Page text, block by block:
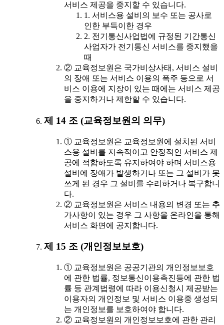
서비스 제공을 중지할 수 있습니다.
1. 서비스용 설비의 보수 또는 공사로
인한 부득이한 경우
2. 전기통신사업법에 규정된 기간통신
사업자가 전기통신 서비스를 중지했을
때
② 교육정보원은 국가비상사태, 서비스 설비
의 장애 또는 서비스 이용의 폭주 등으로 서
비스 이용에 지장이 있는 때에는 서비스 제공
을 중지하거나 제한할 수 있습니다.
제 14 조 (교육정보원의 의무)
① 교육정보원은 교육정보원에 설치된 서비
스용 설비를 지속적이고 안정적인 서비스 제
공에 적합하도록 유지하여야 하며 서비스용
설비에 장애가 발생하거나 또는 그 설비가 못
쓰게 된 경우 그 설비를 수리하거나 복구합니
다.
② 교육정보원은 서비스 내용의 변경 또는 추
가사항이 있는 경우 그 사항을 온라인을 통해
서비스 화면에 공지합니다.
제 15 조 (개인정보보호)
① 교육정보원은 공공기관의 개인정보보호
에 관한 법률, 정보통신이용촉진등에 관한 법
률 등 관계법령에 따라 이용신청시 제공받는
이용자의 개인정보 및 서비스 이용중 생성되
는 개인정보를 보호하여야 합니다.
② 교육정보원의 개인정보보호에 관한 관리